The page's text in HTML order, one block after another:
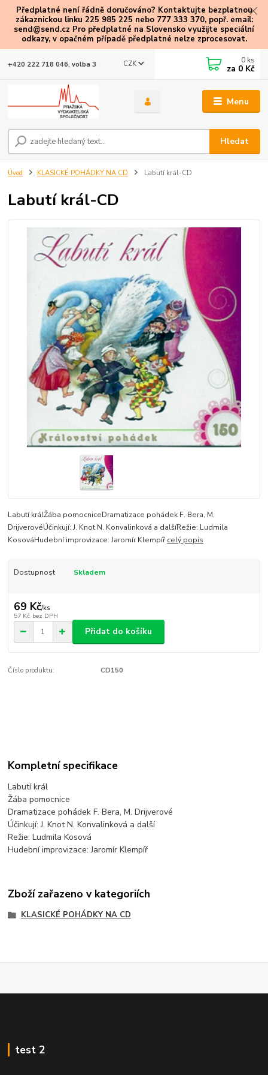
Předplatné není řádně doručováno? Kontaktujte bezplatnou
zákaznickou linku 225 985 225 nebo 777 333 370, popř. email:
send@send.cz Pro předplatné na Slovensko využijte speciální
odkazy, v opačném případě předplatné nelze zprocesovat.
Menu
CZK
Hledat
+420 222 718 046, volba 3 0 ks
za 0 Kč
Úvod KLASICKÉ POHÁDKY NA CD Labutí král-CD
Labutí král-CD
Labutí králŽába pomocniceDramatizace pohádek F. Bera, M.
DrijverovéÚčinkují: J. Knot N. Konvalinková a dalšíRežie: Ludmila
KosováHudební improvizace: Jaromír Klempířcelý popis
Dostupnost Skladem
69 Kč/ks
57 Kč bez DPH
Přidat do košíku
Číslo produktu: CD150
Kompletní specifikace
Labutí král
Žába pomocnice
Dramatizace pohádek F. Bera, M. Drijverové
Účinkují: J. Knot N. Konvalinková a další
Režie: Ludmila Kosová
Hudební improvizace: Jaromír Klempíř
Zboží zařazeno v kategoriích
KLASICKÉ POHÁDKY NA CD
test 2